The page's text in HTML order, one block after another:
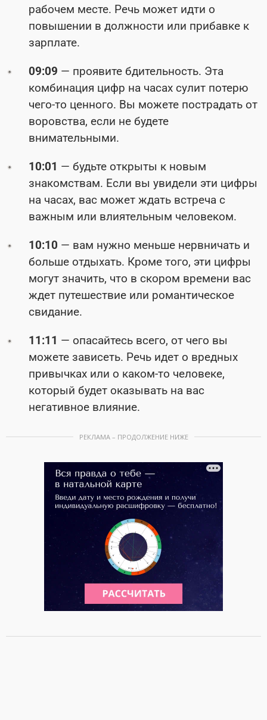
рабочем месте. Речь может идти о
повышении в должности или прибавке к
зарплате.
09:09 — проявите бдительность. Эта
комбинация цифр на часах сулит потерю
чего-то ценного. Вы можете пострадать от
воровства, если не будете
внимательными.
10:01 — будьте открыты к новым
знакомствам. Если вы увидели эти цифры
на часах, вас может ждать встреча с
важным или влиятельным человеком.
10:10 — вам нужно меньше нервничать и
больше отдыхать. Кроме того, эти цифры
могут значить, что в скором времени вас
ждет путешествие или романтическое
свидание.
11:11 — опасайтесь всего, от чего вы
можете зависеть. Речь идет о вредных
привычках или о каком-то человеке,
который будет оказывать на вас
негативное влияние.
РЕКЛАМА – ПРОДОЛЖЕНИЕ НИЖЕ